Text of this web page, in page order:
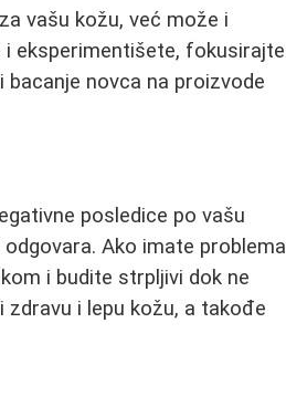
vašu kožu, već može i
eksperimentišete, fokusirajte
novca na proizvode
posledice po vašu
Ako imate problema
i budite strpljivi dok ne
i lepu kožu, a takođe